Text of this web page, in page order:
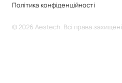
Політика конфіденційності
© 2026 Aestech. Всі права захищені